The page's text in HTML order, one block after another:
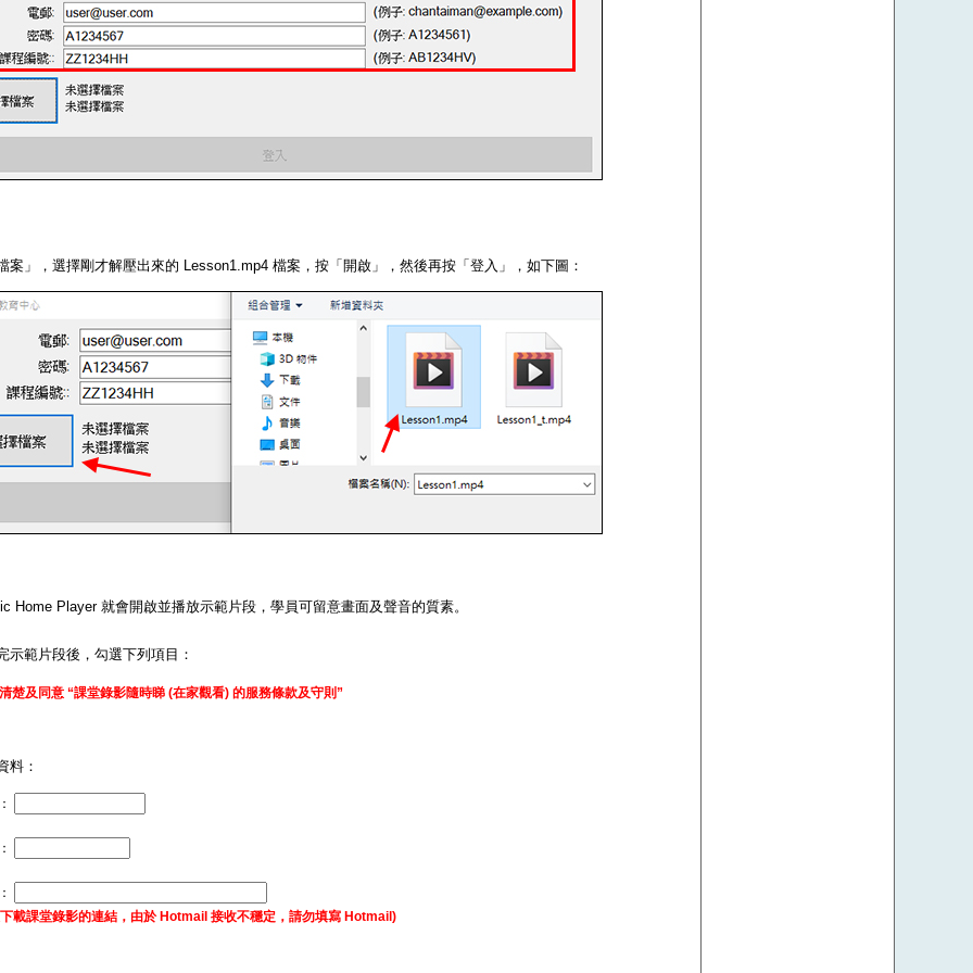
案」，選擇剛才解壓出來的 Lesson1.mp4 檔案，按「開啟」，然後再按「登入」，如下圖：
Home Player 就會開啟並播放示範片段，學員可留意畫面及聲音的質素。
示範片段後，勾選下列項目：
楚及同意 “課堂錄影隨時睇 (在家觀看) 的服務條款及守則”
料：
載課堂錄影的連結，由於 Hotmail 接收不穩定，請勿填寫 Hotmail)